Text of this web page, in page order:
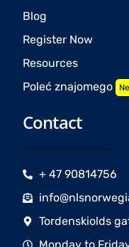
Blog
Register Now
Resources
Poleć znajomego
Contact
+ 47 90814756
Tordenskiolds
Monday to